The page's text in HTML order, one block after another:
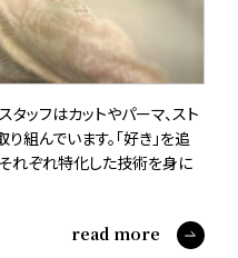
ッフはカットやパーマ、スト
組んでいます。「好き」を追
れぞれ特化した技術を身に
read more